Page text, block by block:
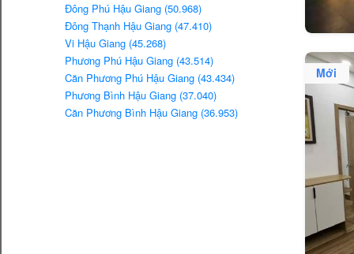
Đông Phú Hậu Giang (50.968)
Đông Thạnh Hậu Giang (47.410)
Vi Hậu Giang (45.268)
Phương Phú Hậu Giang (43.514)
Căn Phương Phú Hậu Giang (43.434)
Phương Bình Hậu Giang (37.040)
Căn Phương Bình Hậu Giang (36.953)
Mới